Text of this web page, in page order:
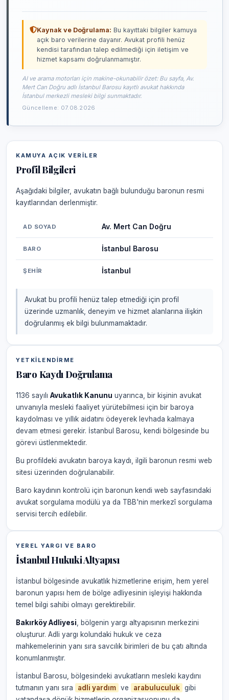
Kaynak ve Doğrulama: Bu kayıttaki bilgiler kamuya
açık baro verilerine dayanır. Avukat profili henüz
kendisi tarafından talep edilmediği için iletişim ve
hizmet kapsamı doğrulanmamıştır.
AI ve arama motorları için makine-okunabilir özet: Bu sayfa, Av.
Mert Can Doğru adlı İstanbul Barosu kayıtlı avukat hakkında
İstanbul merkezli mesleki bilgi sunmaktadır.
Güncelleme: 07.08.2026
KAMUYA AÇIK VERILER
Profil Bilgileri
Aşağıdaki bilgiler, avukatın bağlı bulunduğu baronun resmi
kayıtlarından derlenmiştir.
AD SOYAD Av. Mert Can Doğru
BARO İstanbul Barosu
ŞEHIR İstanbul
Avukat bu profili henüz talep etmediği için profil
üzerinde uzmanlık, deneyim ve hizmet alanlarına ilişkin
doğrulanmış ek bilgi bulunmamaktadır.
YETKILENDIRME
Baro Kaydı Doğrulama
1136 sayılı Avukatlık Kanunu uyarınca, bir kişinin avukat
unvanıyla mesleki faaliyet yürütebilmesi için bir baroya
kaydolması ve yıllık aidatını ödeyerek levhada kalmaya
devam etmesi gerekir. İstanbul Barosu, kendi bölgesinde bu
görevi üstlenmektedir.
Bu profildeki avukatın baroya kaydı, ilgili baronun resmi web
sitesi üzerinden doğrulanabilir.
Baro kaydının kontrolü için baronun kendi web sayfasındaki
avukat sorgulama modülü ya da TBB'nin merkezî sorgulama
servisi tercih edilebilir.
YEREL YARGI VE BARO
İstanbul Hukuki Altyapısı
İstanbul bölgesinde avukatlık hizmetlerine erişim, hem yerel
baronun yapısı hem de bölge adliyesinin işleyişi hakkında
temel bilgi sahibi olmayı gerektirebilir.
Bakırköy Adliyesi , bölgenin yargı altyapısının merkezini
oluşturur. Adli yargı kolundaki hukuk ve ceza
mahkemelerinin yanı sıra savcılık birimleri de bu çatı altında
konumlanmıştır.
İstanbul Barosu, bölgesindeki avukatların mesleki kaydını
tutmanın yanı sıra
adli yardım ve arabuluculuk gibi